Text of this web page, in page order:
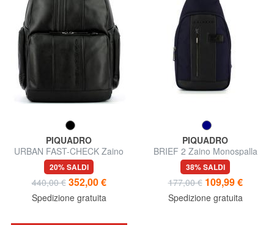
PIQUADRO
URBAN FAST-CHECK Zaino
porta PC 15,6"
20% SALDI
440,00 € 352,00 €
Spedizione gratuita
PIQUADRO
BRIEF 2 Zaino Monospalla
38% SALDI
177,00 € 109,99 €
Spedizione gratuita